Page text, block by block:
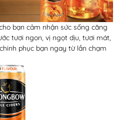
bạn cảm nhận sức sống căng
tươi ngon, vị ngọt dịu, tươi mát,
phục bạn ngay từ lần chạm